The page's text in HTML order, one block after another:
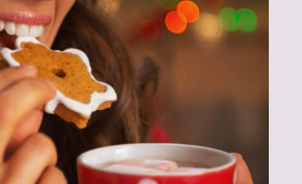
DURANTE
TODO
EL
AÑO